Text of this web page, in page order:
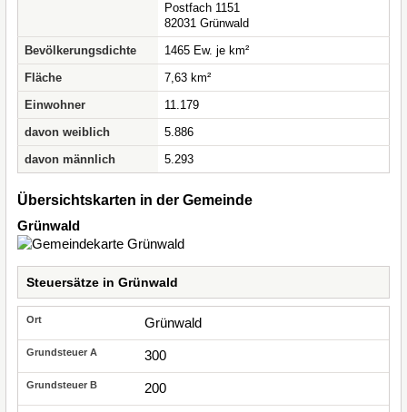
Postfach 1151
82031 Grünwald
Bevölkerungsdichte
1465 Ew. je km²
Fläche
7,63 km²
Einwohner
11.179
davon weiblich
5.886
davon männlich
5.293
Übersichtskarten in der Gemeinde
Grünwald
Steuersätze in Grünwald
Grünwald
300
200